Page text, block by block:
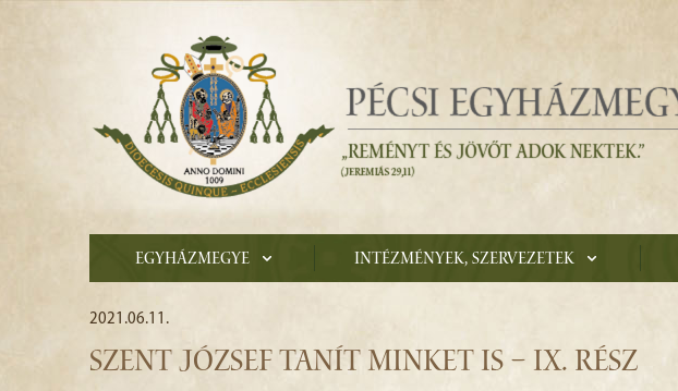
Egyházmegye Intézmények, szervezetek
2021.06.11.
SZENT JÓZSEF TANÍT MINKET IS – IX. RÉSZ